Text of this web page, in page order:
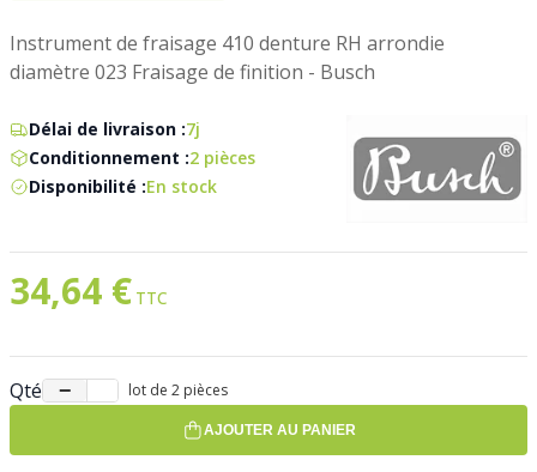
Instrument de fraisage 410 denture RH arrondie
diamètre 023 Fraisage de finition - Busch
Délai de livraison :7j
Conditionnement :2 pièces
Disponibilité :En stock
34,64 €
Qté − +
lot de 2 pièces
AJOUTER AU PANIER